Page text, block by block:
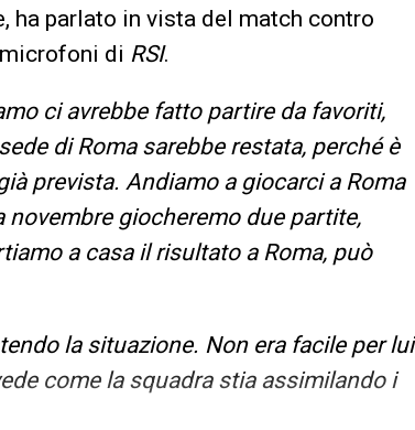
ha parlato in vista del match contro
di RSI.
ci avrebbe fatto partire da favoriti,
di Roma sarebbe restata, perché è
prevista. Andiamo a giocarci a Roma
giocheremo due partite,
a casa il risultato a Roma, può
la situazione. Non era facile per lui
come la squadra stia assimilando i